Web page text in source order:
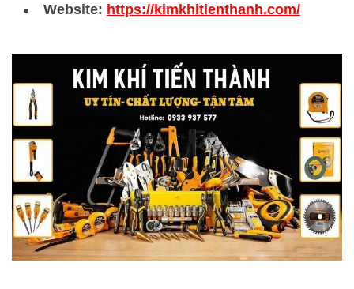
Website: https://kimkhitienthanh.com/